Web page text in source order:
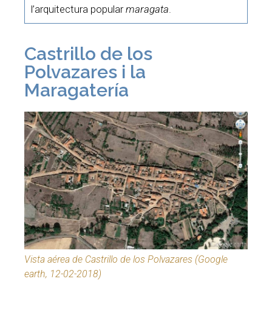
l’arquitectura popularmaragata
Castrillo de los
Polvazares i la
Maragatería
Vista aérea de Castrillo de los Polvazares (Google
earth, 12-02-2018)